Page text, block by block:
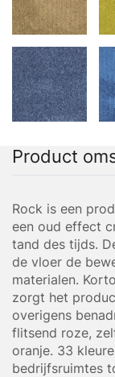
Product
Rock is een
een oud effect
tand des tijds.
de vloer de
materialen.
zorgt het
overigens
flitsend roze,
oranje. 33
bedrijfsruimtes